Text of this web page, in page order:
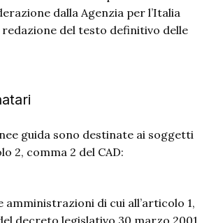
dalla Agenzia per l’Italia
del testo definitivo delle
guida sono destinate ai soggetti
2, comma 2 del CAD:
amministrazioni di cui all’articolo 1,
decreto legislativo 30 marzo 2001,